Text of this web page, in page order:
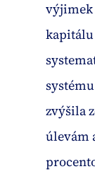
výjimek
zvýšila
úlevám